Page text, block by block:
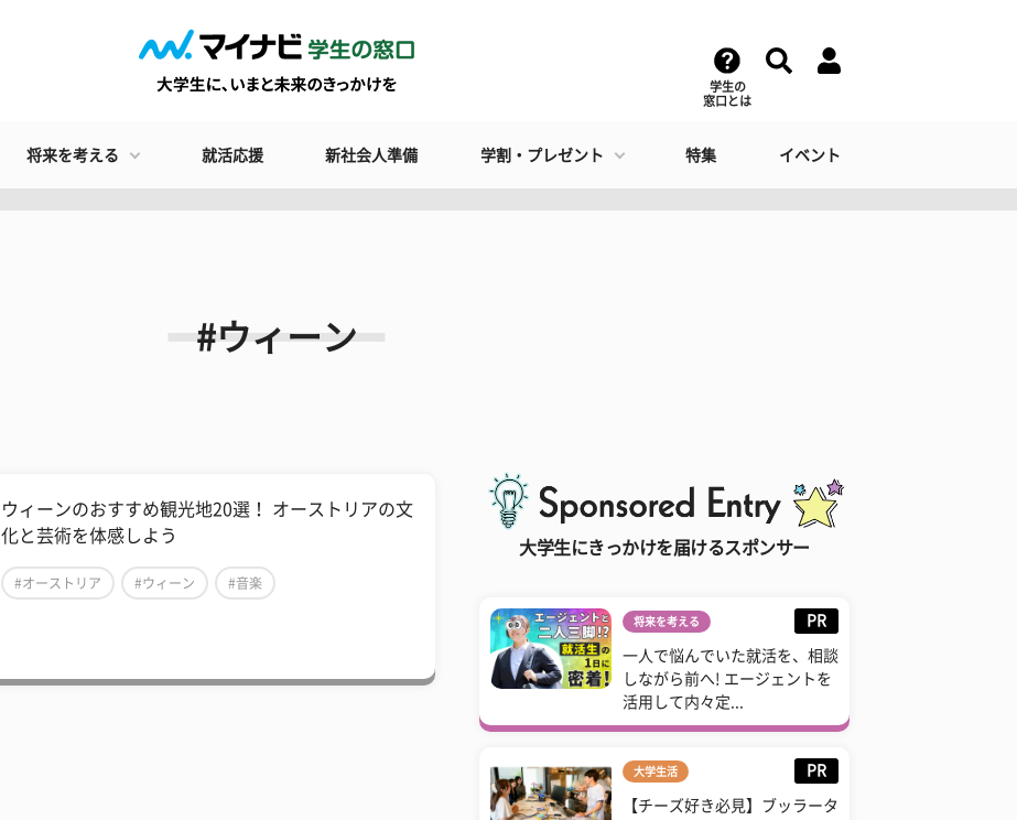
学生の
窓口とは
将来を考える 就活応援 新社会人準備 学割・プレゼント 特集 イベント
#ウィーン
ウィーンのおすすめ観光地20選！ オーストリアの文
化と芸術を体感しよう
#オーストリア #ウィーン #音楽
大学生にきっかけを届けるスポンサー
将来を考える PR
一人で悩んでいた就活を、相談
しながら前へ! エージェントを
活用して内々定...
大学生活 PR
【チーズ好き必見】ブッラータ